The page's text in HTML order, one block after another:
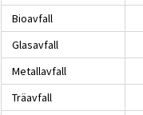
Bioavfall
Glasavfall
Metallavfall
Träavfall